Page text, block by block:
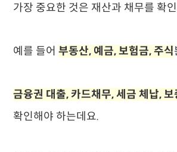
가장 중요한 것은 재산과 채무를 확
예를 들어부동산, 예금, 보험금, 주식
금융권 대출, 카드채무, 세금 체납, 보
확인해야 하는데요.